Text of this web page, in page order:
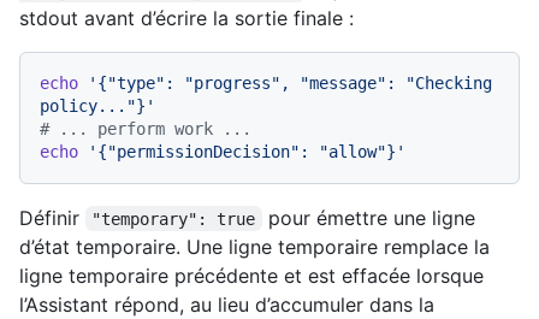
stdout avant d’écrire la sortie finale :
echo
'{"type": "progress", "message": "Checking
policy..."}'
# ... perform work ...
echo
'{"permissionDecision": "allow"}'
Définir "temporary": true
pour émettre une ligne
d’état temporaire. Une ligne temporaire remplace la
ligne temporaire précédente et est effacée lorsque
l’Assistant répond, au lieu d’accumuler dans la